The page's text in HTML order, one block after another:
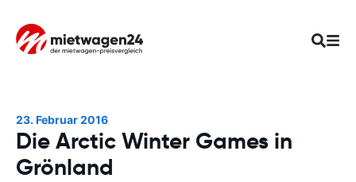
23. Februar 2016
Die Arctic Winter Games in
Grönland